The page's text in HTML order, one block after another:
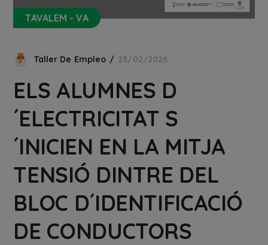
TAVALEM - VA
Taller De Empleo 23/02/2026
ELS ALUMNES D
´ELECTRICITAT S
´INICIEN EN LA MITJA
TENSIÓ DINTRE DEL
BLOC D´IDENTIFICACIÓ
DE CONDUCTORS